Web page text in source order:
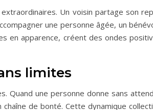
Un voisin partage son
une personne âgée, un
en apparence, créent des ondes
limites
Quand une personne donne sans
de bonté. Cette dynamique